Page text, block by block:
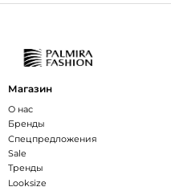
Магазин
О нас
Бренды
Спецпредложения
Sale
Тренды
Looksize